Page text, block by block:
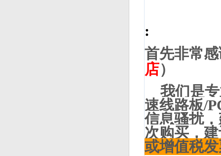
:
首先非常
店）
我们是专
速线路板/
信息骚扰
次购买，
或增值税